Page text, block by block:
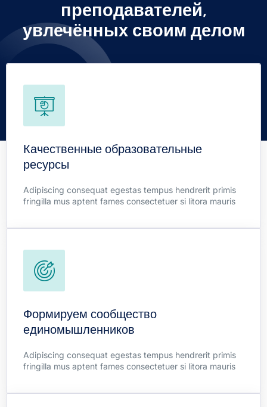
преподавателей,
увлечённых своим делом
Качественные образовательные
ресурсы
Adipiscing consequat egestas tempus hendrerit primis
fringilla mus aptent fames consectetuer si litora mauris
Business Strategy
Duis himenaeos letius tellus fames lacinia natoque libero
mollis aliquet sodales potenti.
Learn more
Формируем сообщество
единомышленников
Adipiscing consequat egestas tempus hendrerit primis
fringilla mus aptent fames consectetuer si litora mauris
Financial Planning
Duis himenaeos letius tellus fames lacinia natoque libero
mollis aliquet sodales potenti.
Learn more